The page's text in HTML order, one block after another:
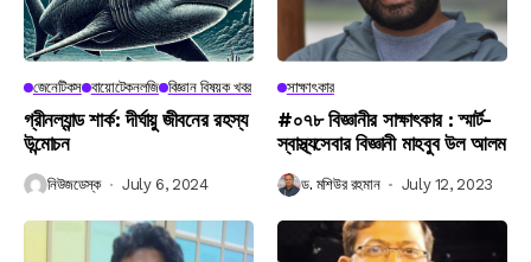
জেনেটিকস বায়োটেকনলজি বিজ্ঞান বিষয়ক খবর
গ্রীনল্যান্ড শার্ক: দীর্ঘায়ু জীবনের রহস্য
উন্মোচন
নিউজডেস্ক July 6, 2024
সাক্ষাৎকার
#০৭৮ বিজ্ঞানীর সাক্ষাৎকার : স্মার্ট-
স্বাস্থ্যসেবার বিজ্ঞানী মাহবুব উল আলম
ড. মশিউর রহমান July 12, 2023